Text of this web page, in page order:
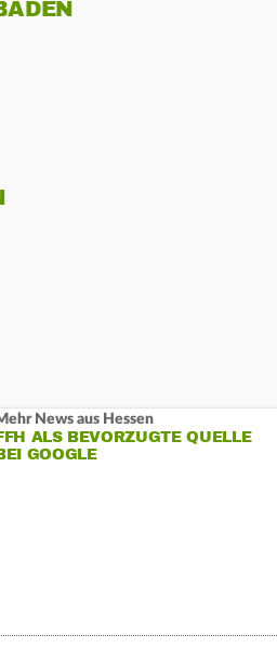
News aus Hessen
ALS BEVORZUGTE QUELLE
GOOGLE